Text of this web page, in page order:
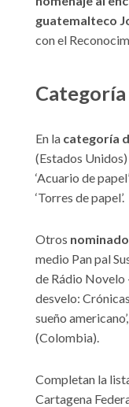
guatemalteco
con el
En la categoría
(Estados
‘Acuario de
‘Torres de papel’.
Otros
medio Pan pal
de Rádio Novelo
desvelo:
sueño
(Colombia).
Completan la
Cartagena